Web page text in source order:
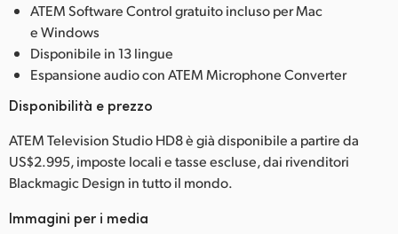
ATEM Software Control gratuito incluso per Mac
e Windows
Disponibile in 13 lingue
Espansione audio con ATEM Microphone Converter
Disponibilità e prezzo
ATEM Television Studio HD8 è già disponibile a partire da
US$2.995, imposte locali e tasse escluse, dai rivenditori
Blackmagic Design in tutto il mondo.
Immagini per i media